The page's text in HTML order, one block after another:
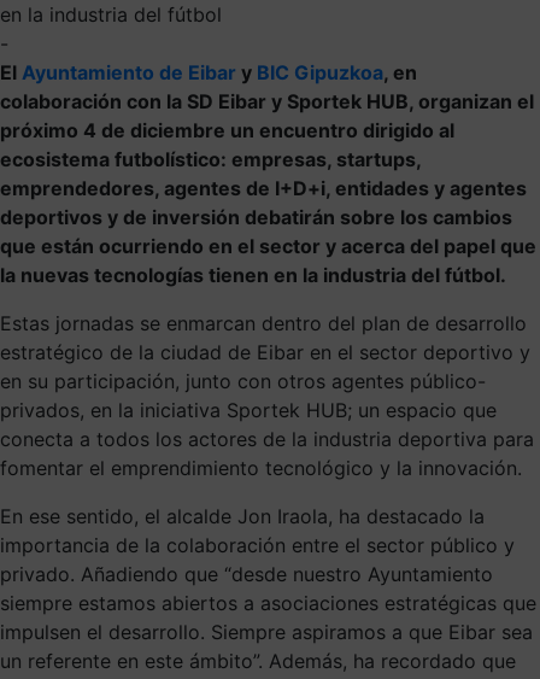
en la industria del fútbol
-
El Ayuntamiento de Eibar y BIC Gipuzkoa, en
colaboración con la SD Eibar y Sportek HUB, organizan el
próximo 4 de diciembre un encuentro dirigido al
ecosistema futbolístico: empresas, startups,
emprendedores, agentes de I+D+i, entidades y agentes
deportivos y de inversión debatirán sobre los cambios
que están ocurriendo en el sector y acerca del papel que
la nuevas tecnologías tienen en la industria del fútbol.
Estas jornadas se enmarcan dentro del plan de desarrollo
estratégico de la ciudad de Eibar en el sector deportivo y
en su participación, junto con otros agentes público-
privados, en la iniciativa Sportek HUB; un espacio que
conecta a todos los actores de la industria deportiva para
fomentar el emprendimiento tecnológico y la innovación.
En ese sentido, el alcalde Jon Iraola, ha destacado la
importancia de la colaboración entre el sector público y
privado. Añadiendo que “desde nuestro Ayuntamiento
siempre estamos abiertos a asociaciones estratégicas que
impulsen el desarrollo. Siempre aspiramos a que Eibar sea
un referente en este ámbito”. Además, ha recordado que